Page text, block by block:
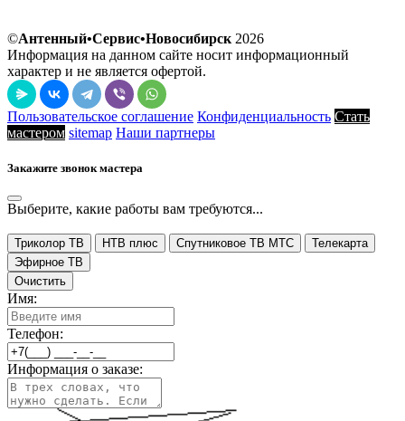
©Антенный•Сервис•Новосибирск 2026
Информация на данном сайте носит информационный
характер и не является офертой.
Пользовательское соглашение Конфиденциальность Стать
мастером sitemap Наши партнеры
Закажите звонок мастера
Выберите, какие работы вам требуются...
Триколор ТВ НТВ плюс Спутниковое ТВ МТС
Телекарта
Эфирное ТВ
Очистить
Имя:
Телефон:
Информация о заказе: